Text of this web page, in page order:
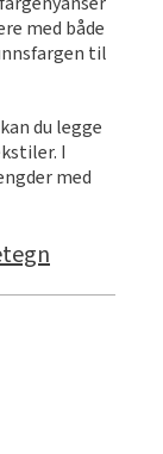
med både
til
du legge
I
med